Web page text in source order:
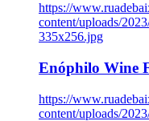
https://
content/uploads/
335x256.jpg
Enóphilo Wine
https://
content/uploads/